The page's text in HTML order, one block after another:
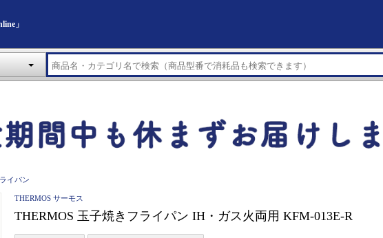
」
イパン
THERMOS サーモス
THERMOS 玉子焼きフライパン IH・ガス火両用 KFM-013E-R